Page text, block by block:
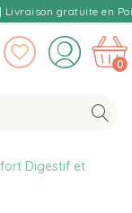
Livraison gratuite en
0
Digestif et